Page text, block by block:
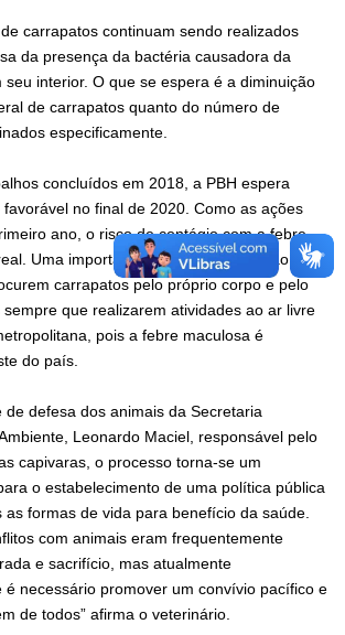
carrapatos continuam sendo realizados
da presença da bactéria causadora da
seu interior. O que se espera é a diminuição
de carrapatos quanto do número de
especificamente.
concluídos em 2018, a PBH espera
no final de 2020. Como as ações
ano, o risco de contágio com a febre
Uma importante forma de prevenção é
carrapatos pelo próprio corpo e pelo
que realizarem atividades ao ar livre
pois a febre maculosa é
do país.
de defesa dos animais da Secretaria
Leonardo Maciel, responsável pelo
capivaras, o processo torna-se um
o estabelecimento de uma política pública
formas de vida para benefício da saúde.
com animais eram frequentemente
e sacrifício, mas atualmente
é necessário promover um convívio pacífico e
de todos” afirma o veterinário.